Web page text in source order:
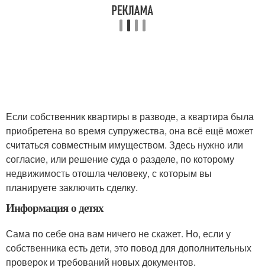
Если собственник квартиры в разводе, а квартира была
приобретена во время супружества, она всё ещё может
считаться совместным имуществом. Здесь нужно или
согласие, или решение суда о разделе, по которому
недвижимость отошла человеку, с которым вы
планируете заключить сделку.
Информация о детях
Сама по себе она вам ничего не скажет. Но, если у
собственника есть дети, это повод для дополнительных
проверок и требований новых документов.